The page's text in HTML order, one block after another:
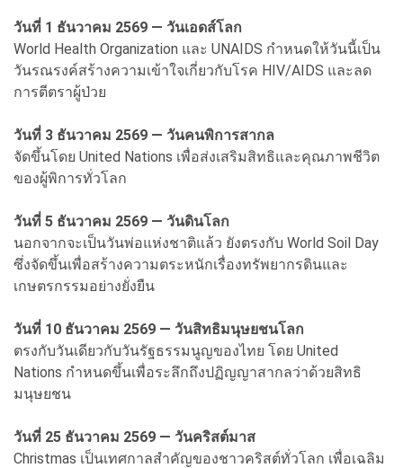
วันที่ 1 ธันวาคม 2569 — วันเอดส์โลก
World Health Organization และ UNAIDS กำหนดให้วันนี้เป็น
วันรณรงค์สร้างความเข้าใจเกี่ยวกับโรค HIV/AIDS และลด
การตีตราผู้ป่วย
วันที่ 3 ธันวาคม 2569 — วันคนพิการสากล
จัดขึ้นโดย United Nations เพื่อส่งเสริมสิทธิและคุณภาพชีวิต
ของผู้พิการทั่วโลก
วันที่ 5 ธันวาคม 2569 — วันดินโลก
นอกจากจะเป็นวันพ่อแห่งชาติแล้ว ยังตรงกับ World Soil Day
ซึ่งจัดขึ้นเพื่อสร้างความตระหนักเรื่องทรัพยากรดินและ
เกษตรกรรมอย่างยั่งยืน
วันที่ 10 ธันวาคม 2569 — วันสิทธิมนุษยชนโลก
ตรงกับวันเดียวกับวันรัฐธรรมนูญของไทย โดย United
Nations กำหนดขึ้นเพื่อระลึกถึงปฏิญญาสากลว่าด้วยสิทธิ
มนุษยชน
วันที่ 25 ธันวาคม 2569 — วันคริสต์มาส
Christmas เป็นเทศกาลสำคัญของชาวคริสต์ทั่วโลก เพื่อเฉลิม